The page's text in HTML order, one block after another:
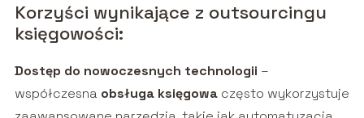
Korzyści wynikające z outsourcingu
księgowości:
Dostęp do nowoczesnych technologii –
współczesna obsługa księgowaczęsto wykorzystuje